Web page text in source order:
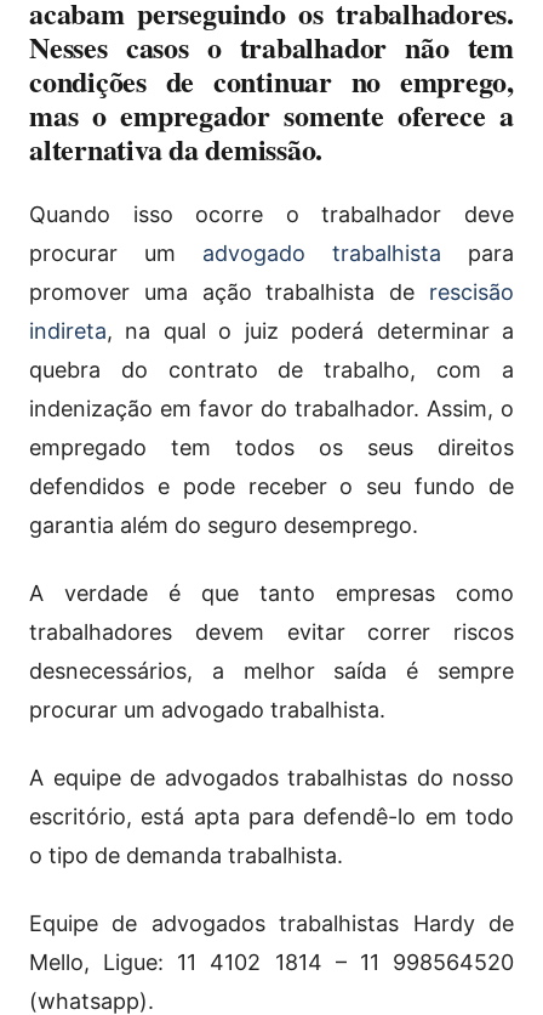
acabam perseguindo os trabalhadores.
Nesses casos o trabalhador não tem
condições de continuar no emprego,
mas o empregador somente oferece a
alternativa da demissão.
Quando isso ocorre o trabalhador deve
procurar um advogado trabalhista para
promover uma ação trabalhista de rescisão
indireta, na qual o juiz poderá determinar a
quebra do contrato de trabalho, com a
indenização em favor do trabalhador. Assim, o
empregado tem todos os seus direitos
defendidos e pode receber o seu fundo de
garantia além do seguro desemprego.
A verdade é que tanto empresas como
trabalhadores devem evitar correr riscos
desnecessários, a melhor saída é sempre
procurar um advogado trabalhista.
A equipe de advogados trabalhistas do nosso
escritório, está apta para defendê-lo em todo
o tipo de demanda trabalhista.
Equipe de advogados trabalhistas Hardy de
Mello, Ligue: 11 4102 1814 – 11 998564520
(whatsapp).